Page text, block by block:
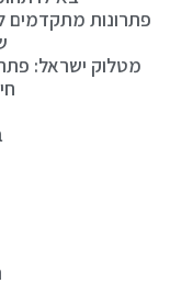
פתרונות מתקדמים
מטלוק ישראל: